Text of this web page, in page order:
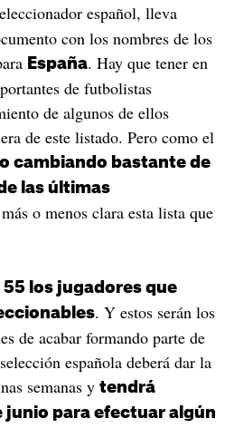
español, lleva
con los nombres de los
España. Hay que tener en
de futbolistas
de algunos de ellos
de este listado. Pero como el
cambiando bastante de
las últimas
o menos clara esta lista que
55 los jugadores que
. Y estos serán los
de acabar formando parte de
española deberá dar la
semanas y tendrá
junio para efectuar algún